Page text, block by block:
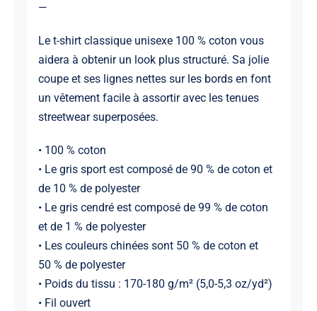
—
Le t-shirt classique unisexe 100 % coton vous
aidera à obtenir un look plus structuré. Sa jolie
coupe et ses lignes nettes sur les bords en font
un vêtement facile à assortir avec les tenues
streetwear superposées.
• 100 % coton
• Le gris sport est composé de 90 % de coton et
de 10 % de polyester
• Le gris cendré est composé de 99 % de coton
et de 1 % de polyester
• Les couleurs chinées sont 50 % de coton et
50 % de polyester
• Poids du tissu : 170-180 g/m² (5,0-5,3 oz/yd²)
• Fil ouvert